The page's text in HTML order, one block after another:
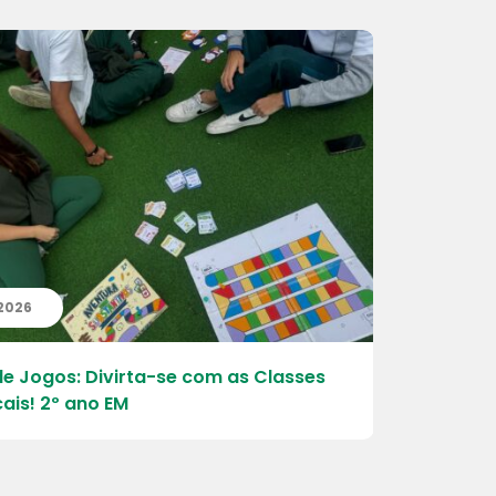
Jogos: Divirta-se com as Classes
2º ano EM